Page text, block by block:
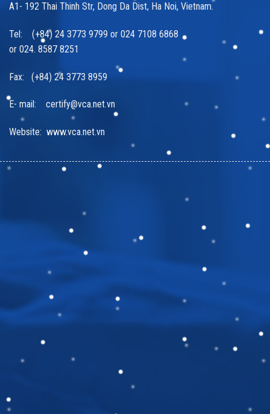
A1- 192 Thai Thinh Str, Dong Da Dist, Ha Noi, Vietnam.
Tel: (+84) 24 3773 9799 or 024 7108 6868
or 024. 8587 8251
Fax: (+84) 24 3773 8959
E- mail: certify@vca.net.vn
Website: www.vca.net.vn